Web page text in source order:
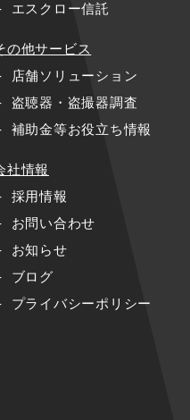
エスクロー信託
の他サービス
店舗ソリューション
盗聴器・盗撮器調査
補助金等お役立ち情報
社情報
採用情報
お問い合わせ
お知らせ
ブログ
プライバシーポリシー